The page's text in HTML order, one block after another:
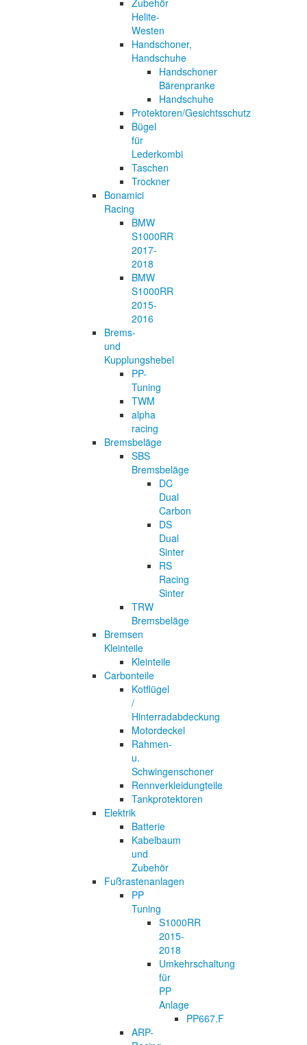
Helite-
Westen
Handschoner,
Handschuhe
Handschoner
Bärenpranke
Handschuhe
Protektoren/Gesichtsschutz
Bügel
für
Lederkombi
Taschen
Trockner
Bonamici
Racing
BMW
S1000RR
2017-
2018
BMW
S1000RR
2015-
2016
Brems-
und
Kupplungshebel
PP-
Tuning
TWM
alpha
racing
Bremsbeläge
SBS
Bremsbeläge
DC
Dual
Carbon
DS
Dual
Sinter
RS
Racing
Sinter
TRW
Bremsbeläge
Bremsen
Kleinteile
Kleinteile
Carbonteile
Kotflügel
/
Hinterradabdeckung
Motordeckel
Rahmen-
u.
Schwingenschoner
Rennverkleidungteile
Tankprotektoren
Elektrik
Batterie
Kabelbaum
und
Zubehör
Fußrastenanlagen
PP
Tuning
S1000RR
2015-
2018
Umkehrschaltung
für
PP
Anlage
PP667.F
ARP-